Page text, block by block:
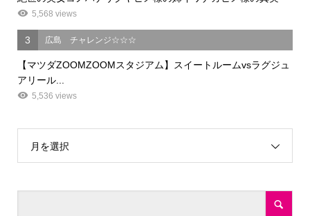
5,568 views
3 広島 チャレンジ☆☆☆
【マツダZOOMZOOMスタジアム】スイートルームvsラグジュ
アリール...
5,536 views
月を選択